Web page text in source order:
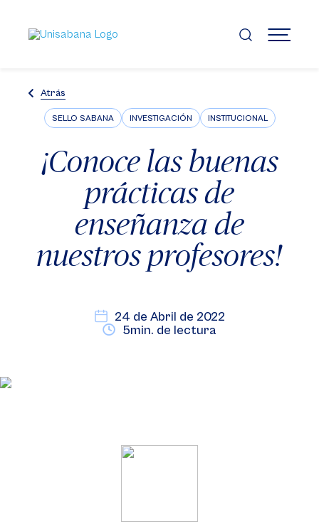
contenido
principal
MENÚ
Atrás
SELLO SABANA INVESTIGACIÓN INSTITUCIONAL
¡Conoce las buenas
prácticas de
enseñanza de
nuestros profesores!
24 de Abril de 2022
5min. de lectura